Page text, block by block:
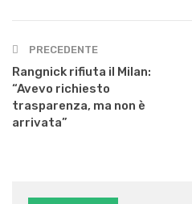
PRECEDENTE
Rangnick rifiuta il Milan:
“Avevo richiesto
trasparenza, ma non è
arrivata”